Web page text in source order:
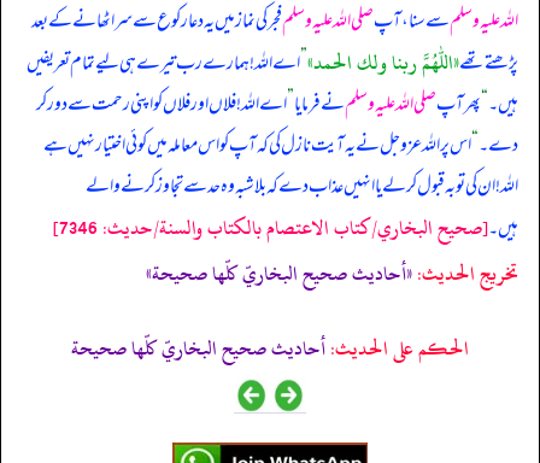
اللہ علیہ وسلمسے سنا، آپصلی اللہ علیہ وسلمفجر کی نماز میں یہ دعا رکوع سے سر اٹھانے کے بعد
پڑھتے تھے«اللهم ربنا ولك الحمد»”اے اللہ! ہمارے رب تیرے ہی لیے تمام تعریفیں
ہیں۔“پھر آپصلی اللہ علیہ وسلمنے فرمایا”اے اللہ! فلاں اور فلاں کو اپنی رحمت سے دور کر
دے۔“اس پر اللہ عزوجل نے یہ آیت نازل کی کہ آپ کو اس معاملہ میں کوئی اختیار نہیں ہے
اللہ! ان کی توبہ قبول کر لے یا انہیں عذاب دے کہ بلاشبہ وہ حد سے تجاوز کرنے والے
ہیں۔[صحيح البخاري/كتاب الاعتصام بالكتاب والسنة/حدیث: 7346]
تخریج الحدیث:«أحاديث صحيح البخاريّ كلّها صحيحة»
الحكم على الحديث:أحاديث صحيح البخاريّ كلّها صحيحة